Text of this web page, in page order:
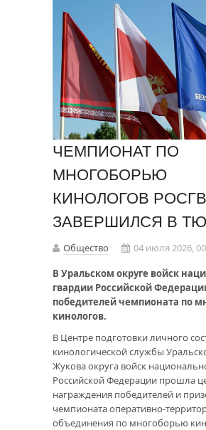
ЧЕМПИОНАТ ПО
МНОГОБОРЬЮ
КИНОЛОГОВ
ЗАВЕРШИЛСЯ В
Общество
04 июля 2026,
В Уральском округе войск
гвардии Российской
победителей чемпионата по
кинологов.
В Центре подготовки личного
кинологической службы
Жукова округа войск
Российской Федерации прошла
награждения победителей и
чемпионата оперативно-
объединения по многоборью